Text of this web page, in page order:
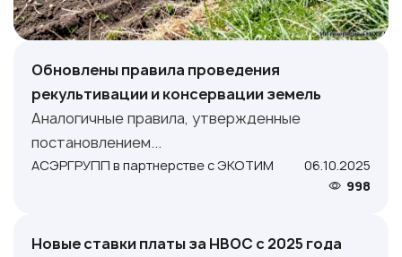
Обновлены правила проведения
рекультивации и консервации земель
Аналогичные правила, утвержденные
постановлением...
АСЭРГРУПП в партнерстве с ЭКОТИМ
06.10.2025
998
Новые ставки платы за НВОС с 2025 года